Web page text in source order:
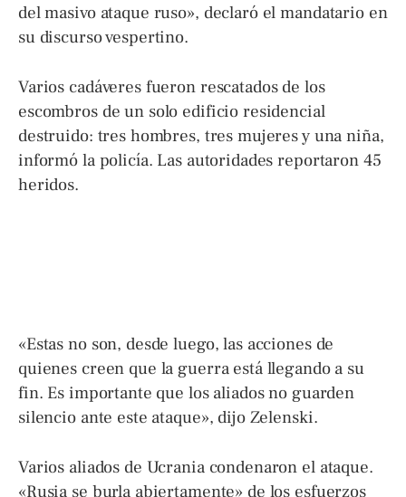
del masivo ataque ruso», declaró el mandatario en
su discurso vespertino.
Varios cadáveres fueron rescatados de los
escombros de un solo edificio residencial
destruido: tres hombres, tres mujeres y una niña,
informó la policía. Las autoridades reportaron 45
heridos.
«Estas no son, desde luego, las acciones de
quienes creen que la guerra está llegando a su
fin. Es importante que los aliados no guarden
silencio ante este ataque», dijo Zelenski.
Varios aliados de Ucrania condenaron el ataque.
«Rusia se burla abiertamente» de los esfuerzos